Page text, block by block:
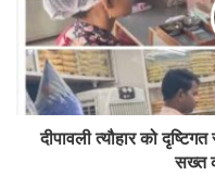
दीपावली त्यौहार को
सख्त